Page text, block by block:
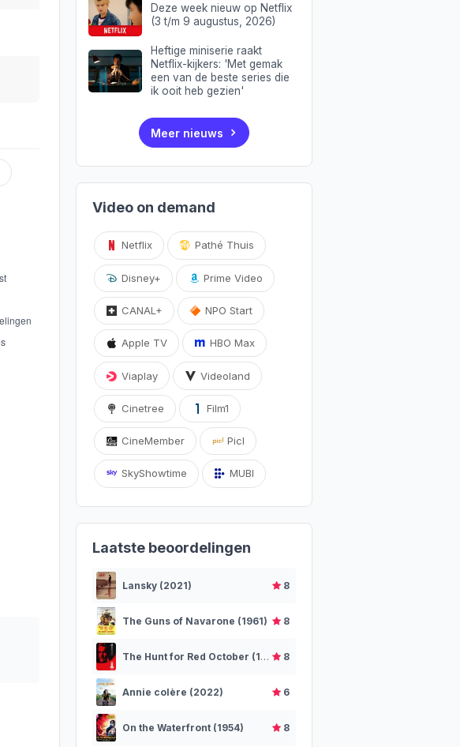
Deze week nieuw op Netflix
(3 t/m 9 augustus, 2026)
Heftige miniserie raakt
Netflix-kijkers: 'Met gemak
een van de beste series die
ik ooit heb gezien'
Meer nieuws
Video on demand
Netflix Pathé Thuis
Disney+ Prime Video
CANAL+ NPO Start
Apple TV HBO Max
Viaplay Videoland
Cinetree Film1
CineMember Picl
SkyShowtime MUBI
Laatste beoordelingen
Lansky (2021) 8
The Guns of Navarone (1961) 8
The Hunt for Red October (1990) 8
Annie colère (2022) 6
On the Waterfront (1954) 8